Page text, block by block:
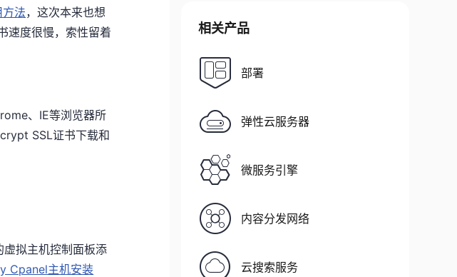
法，这次本来也想
速度很慢，索性留着
、IE等浏览器所
SSL证书下载和
虚拟主机控制面板添
Cpanel主机安装
相关产品
部署
弹性云服务器
微服务引擎
内容分发网络
云搜索服务